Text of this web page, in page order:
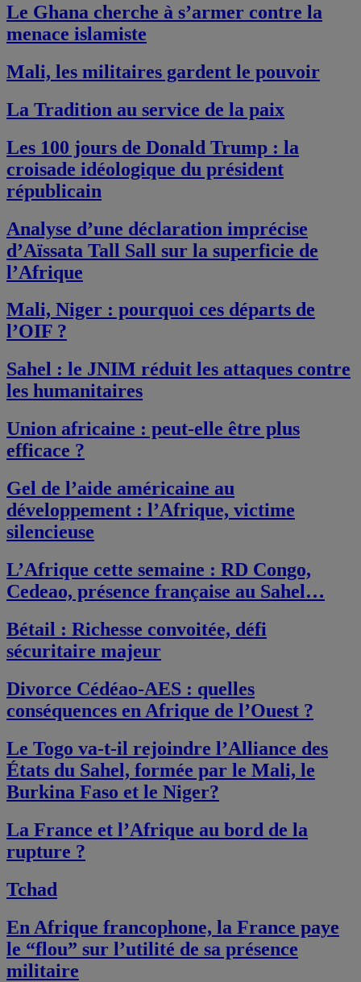
Le Ghana cherche à s’armer contre la
menace islamiste
Mali, les militaires gardent le pouvoir
La Tradition au service de la paix
Les 100 jours de Donald Trump : la
croisade idéologique du président
républicain
Analyse d’une déclaration imprécise
d’Aïssata Tall Sall sur la superficie de
l’Afrique
Mali, Niger : pourquoi ces départs de
l’OIF ?
Sahel : le JNIM réduit les attaques contre
les humanitaires
Union africaine : peut-elle être plus
efficace ?
Gel de l’aide américaine au
développement : l’Afrique, victime
silencieuse
L’Afrique cette semaine : RD Congo,
Cedeao, présence française au Sahel…
Bétail : Richesse convoitée, défi
sécuritaire majeur
Divorce Cédéao-AES : quelles
conséquences en Afrique de l’Ouest ?
Le Togo va-t-il rejoindre l’Alliance des
États du Sahel, formée par le Mali, le
Burkina Faso et le Niger?
La France et l’Afrique au bord de la
rupture ?
Tchad
En Afrique francophone, la France paye
le “flou” sur l’utilité de sa présence
militaire